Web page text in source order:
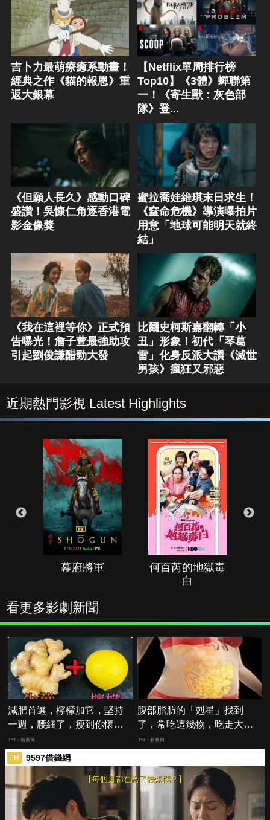
吉卜力最萌療癒系動畫！
經典之作《貓的報恩》重
返大銀幕
【Netflix單周排行榜
Top10】《3體》蟬聯第
一！《寄生獸：灰色部
隊》登...
《但願人長久》感動口碑
盛讚！吳慷仁角逐香港電
影金像獎
蜜拉喬娃維琪末日求生！
《窒命危機》導演曝拍片
用意「地球可能明天就終
結」
《我在這裡等你》正式預
告曝光！詹子萱最強助攻
引起劉俊謙醋勁大發
比爾史柯斯嘉翻轉「小
丑」形象！初代「琴葛
雷」化身反派大讚《滅世
男孩》瘋狂又邪惡
近期熱門影視 Latest Highlights
幕府將軍
何百芮的地獄毒
白
看更多影劇新聞
減肥首選，檸檬加它，堅持
一週，腰細了，瘦到你懷疑
人生
PR・新素簡
腹部脂肪的「剋星」找到
了，常吃這幾物，吃走大肚
囊，瘦出小蠻腰
PR・新素簡
PR 9597借錢網